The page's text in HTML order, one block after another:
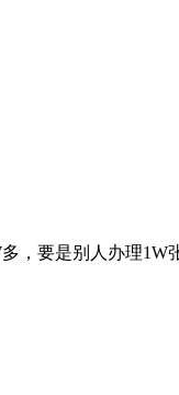
，要是别人办理